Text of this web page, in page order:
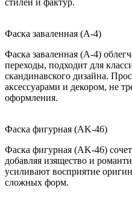
стилей и фактур.
Фаска заваленная (A-4)
Фаска заваленная (A-4)
переходы, подходит для
скандинавского дизайна.
аксессуарами и декором, не
оформления.
Фаска фигурная (AK-46)
Фаска фигурная (AK-46)
добавляя изящество и
усиливают восприятие
сложных форм.